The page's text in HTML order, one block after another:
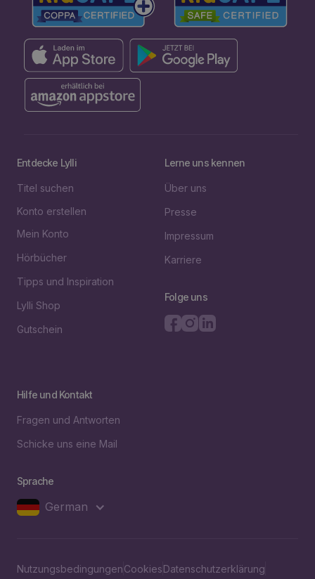
Entdecke Lylli
Titel suchen
Konto erstellen
Mein Konto
Hörbücher
Tipps und Inspiration
Lylli Shop
Gutschein
Lerne uns kennen
Über uns
Presse
Impressum
Karriere
Folge uns
Hilfe und Kontakt
Fragen und Antworten
Schicke uns eine Mail
Sprache
German
NutzungsbedingungenCookiesDatenschutzerklärung